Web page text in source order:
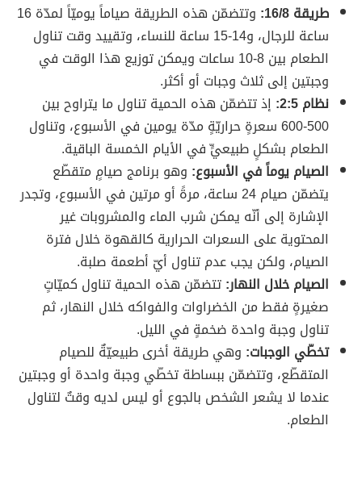
طريقة 16/8:
وتتضمّن هذه الطريقة صياماً يوميّاً لمدّة 16
ساعة للرجال، و14-15 ساعة للنساء، وتقييد وقت تناول
الطعام بين 8-10 ساعات ويمكن توزيع هذا الوقت في
وجبتين إلى ثلاث وجبات أو أكثر.
نظام 2:5:
إذ تتضمّن هذه الحمية تناول ما يتراوح بين
500-600 سعرةٍ حراريّةٍ مدّة يومين في الأسبوع، وتناول
الطعام بشكلٍ طبيعيٍّ في الأيام الخمسة الباقية.
الصيام يوماً في الأسبوع: وهو برنامج صيامٍ متقطّع
يتضمّن صيام 24 ساعة، مرةً أو مرتين في الأسبوع، وتجدر
الإشارة إلى أنّه يمكن شرب الماء والمشروبات غير
المحتوية على السعرات الحرارية كالقهوة خلال فترة
الصيام، ولكن يجب عدم تناول أيّ أطعمة صلبة.
الصيام خلال النهار:تتضمّن هذه الحمية تناول كميّاتٍ
صغيرةٍ فقط من الخضراوات والفواكه خلال النهار، ثم
تناول وجبة واحدة ضخمةٍ في الليل.
تخطّي الوجبات: وهي طريقة أخرى طبيعيّةٌ للصيام
المتقطّع، وتتضمّن ببساطة تخطّي وجبة واحدة أو وجبتين
عندما لا يشعر الشخص بالجوع أو ليس لديه وقتٌ لتناول
الطعام.